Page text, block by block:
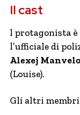
Il cast
l protagonista è
l’ufficiale di
Alexej
(Louise).
Gli altri membri